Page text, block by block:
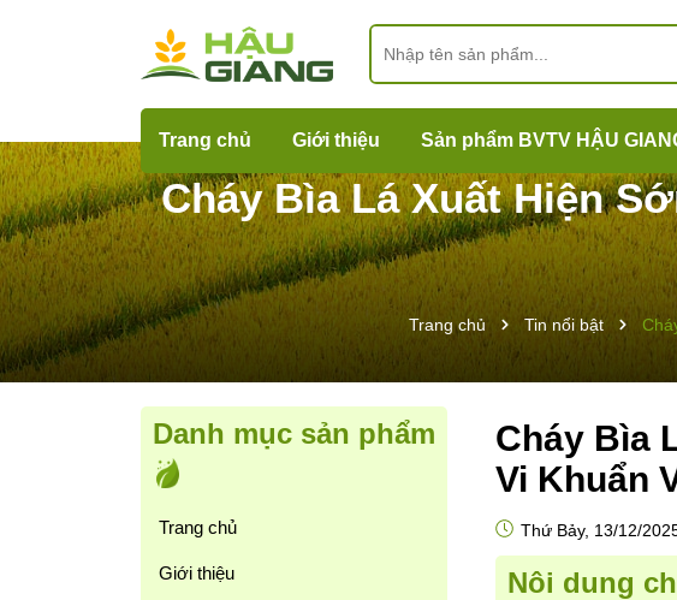
Trang chủ Giới thiệu Sản phẩm BVTV HẬU
Cháy Bìa Lá Xuất Hiện
Trang chủ Tin nổi bật
Cháy Bìa
Vi Khuẩn
Thứ Bảy, 13/12/
Nôi dung
Danh mục sản phẩm
Trang chủ
Giới thiệu